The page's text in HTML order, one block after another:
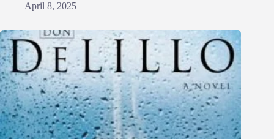
April 8, 2025